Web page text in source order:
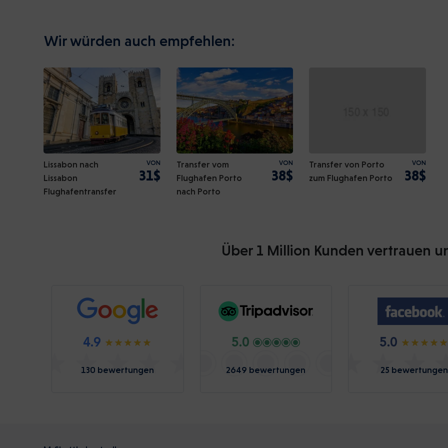
Wir würden auch empfehlen:
Lissabon nach
Lissabon
Flughafentransfer
VON
31$
Transfer vom
Flughafen Porto
nach Porto
VON
38$
Transfer von Porto
zum Flughafen Porto
VON
38$
Über 1 Million Kunden vertrauen
4.9
130 bewertungen
5.0
2649 bewertungen
5.0
25 bewertungen